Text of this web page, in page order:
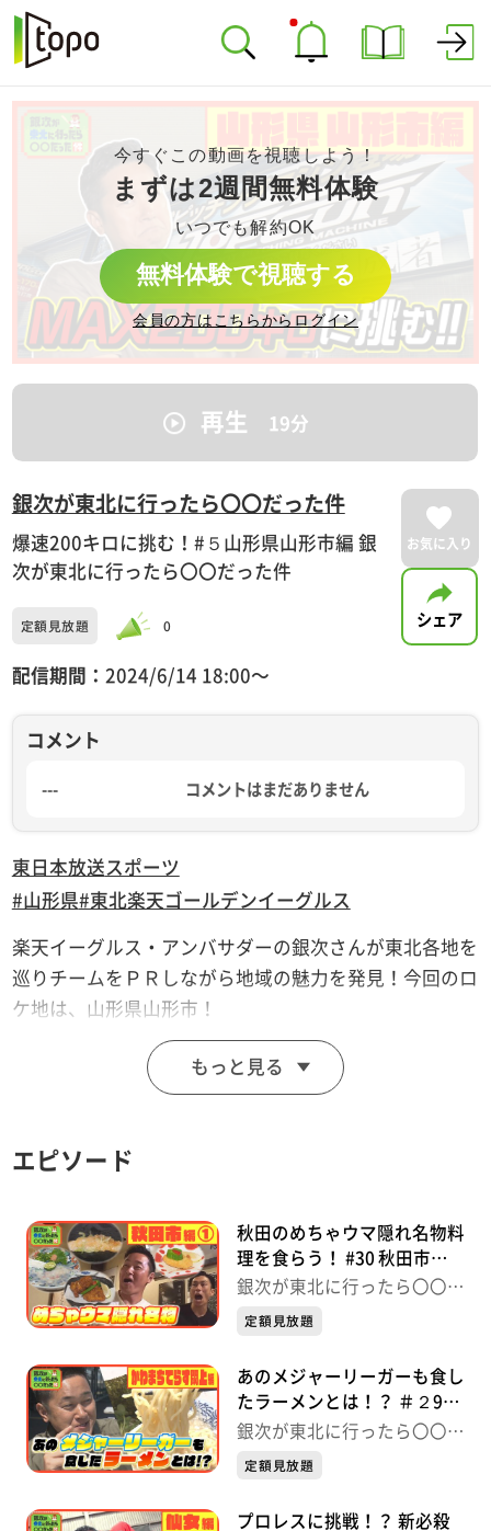
今すぐこの動画を視聴しよう！
まずは2週間無料体験
いつでも解約OK
無料体験で視聴する
会員の方はこちらからログイン
再生 19分
銀次が東北に行ったら〇〇だった件
爆速200キロに挑む！#５山形県山形市編 銀
次が東北に行ったら〇〇だった件
定額見放題 0
配信期間： 2024/6/14 18:00〜
お気に入り
シェア
コメント
--- コメントはまだありません
東日本放送 スポーツ
#山形県#東北楽天ゴールデンイーグルス
楽天イーグルス・アンバサダーの銀次さんが東北各地を
巡りチームをＰＲしながら地域の魅力を発見！今回のロ
ケ地は、山形県山形市！
バッティングセンターで、球速200キロの爆速バッティ
ングマシーンに銀次さんが挑みます！
次さんが色々なものを買わされそうになり…
もっと見る
エピソード
秋田のめちゃウマ隠れ名物料
理を食らう！ #30 秋田市編
① 銀次が東北に行ったら〇
銀次が東北に行ったら〇〇だ
った件
定額見放題
あのメジャーリーガーも食し
たラーメンとは！？ ＃２9
かわまちてらす閖上編 銀次
件
銀次が東北に行ったら〇〇だ
った件
定額見放題
プロレスに挑戦！？ 新必殺